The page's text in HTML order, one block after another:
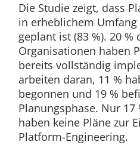
Die Studie zeigt, dass
in erheblichem
geplant ist (83 %). 20 %
Organisationen haben
bereits vollständig
arbeiten daran, 11 %
begonnen und 19 %
Planungsphase. Nur 17
haben keine Pläne zur
Platform-Engineering.